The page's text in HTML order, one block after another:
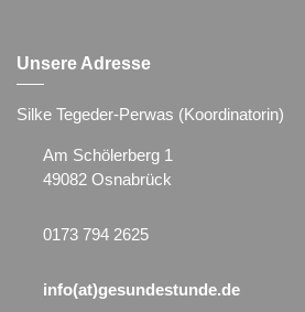
Unsere Adresse
Silke Tegeder-Perwas (Koordinatorin)
Am Schölerberg 1
49082 Osnabrück
0173 794 2625
info(at)gesundestunde.de